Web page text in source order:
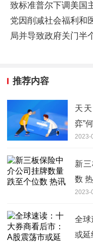
致标准普尔下调美国
党因削减社会福利和
局并导致政府关门半
推荐内容
天
弈”
2023-
新
数
2023-
全球
或延